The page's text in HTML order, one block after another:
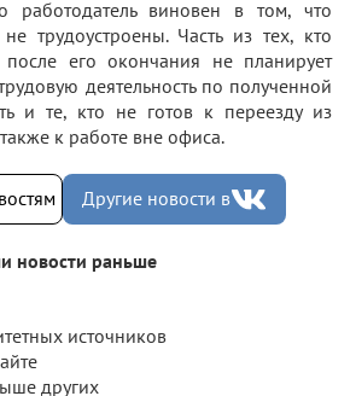
работодатель виновен в том, что
трудоустроены. Часть из тех, кто
после его окончания не планирует
деятельность по полученной
и те, кто не готов к переезду из
к работе вне офиса.
Другие новости в
новости раньше
источников
других